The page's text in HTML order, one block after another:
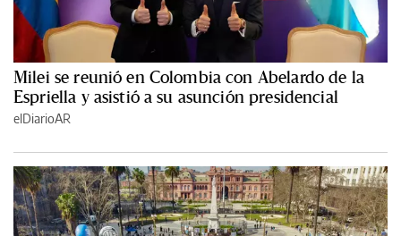
Milei se reunió en Colombia con Abelardo de la
Espriella y asistió a su asunción presidencial
elDiarioAR